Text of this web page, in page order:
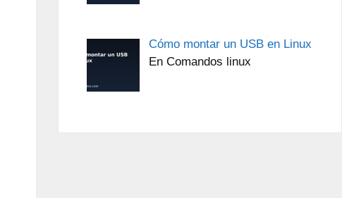
Cómo montar un USB en Linux
En Comandos linux